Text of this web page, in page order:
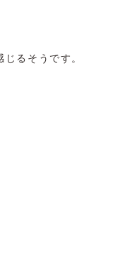
るそうです。